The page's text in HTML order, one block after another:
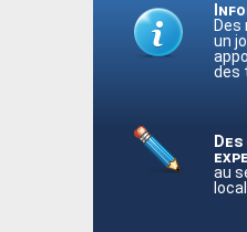
un
des
au